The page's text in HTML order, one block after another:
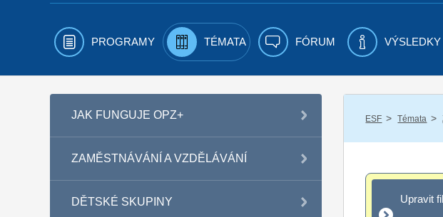
PROGRAMY TÉMATA FÓRUM VÝSLEDKY
JAK FUNGUJE OPZ+
ZAMĚSTNÁVÁNÍ A VZDĚLÁVÁNÍ
DĚTSKÉ SKUPINY
ESF / Témata /
Upravit
Upravit